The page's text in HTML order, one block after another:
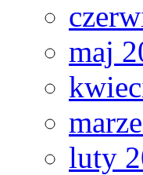
maj
luty